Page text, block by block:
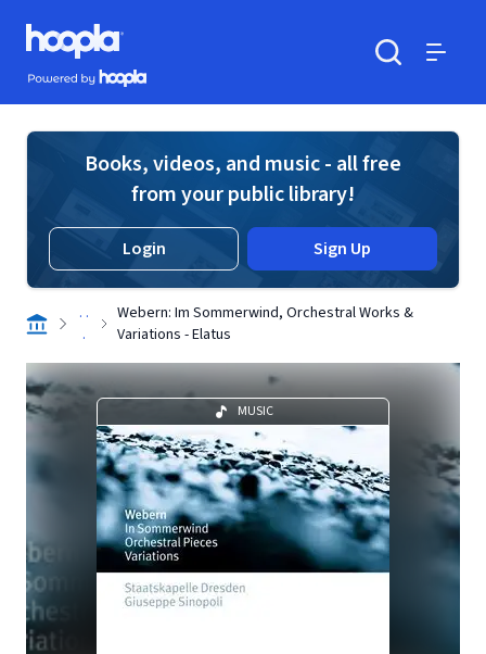
Skip to main content
Hoopla logo
Powered by Hoopla
Books, videos, and music - all free
from your public library!
Login Sign Up
. .
.
Webern: Im Sommerwind, Orchestral Works &
Variations - Elatus
MUSIC